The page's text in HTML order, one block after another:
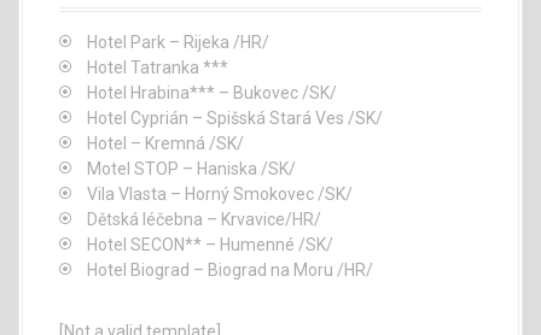
Hotel Park – Rijeka /HR/
Hotel Tatranka ***
Hotel Hrabina*** – Bukovec /SK/
Hotel Cyprián – Spišská Stará Ves /SK/
Hotel – Kremná /SK/
Motel STOP – Haniska /SK/
Vila Vlasta – Horný Smokovec /SK/
Dětská léčebna – Krvavice/HR/
Hotel SECON** – Humenné /SK/
Hotel Biograd – Biograd na Moru /HR/